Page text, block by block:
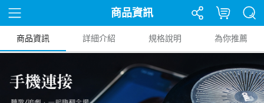
商品資訊
商品資訊 詳細介紹 規格說明 為你推薦